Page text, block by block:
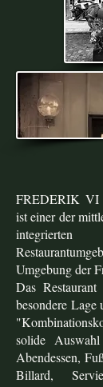
FREDERIK VI
ist einer der
Umgebung der
Das
besondere Lage
solide
Abendessen,
Billard,